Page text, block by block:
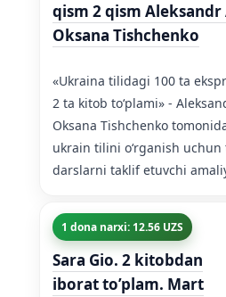
qism 2 qism
Oksana Tishchenko
«Ukraina tilidagi 100 ta
2 ta kitob toʻplami» -
Oksana Tishchenko
ukrain tilini oʻrganish uchun
darslarni taklif etuvchi
1 dona narxi: 12.56 UZS
Sara Gio. 2 kitobdan
iborat to’plam. Mart